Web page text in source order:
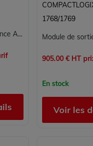
Variateur de fréquence AC Allen-Bradley PowerFlex 40 22BD1P4N104 - 0,4 kW (0,5 HP), 380-480V triphasé, 1,4 A, IP20, RS-485
1768/1769
905.00 € HT
En stock
Voir les